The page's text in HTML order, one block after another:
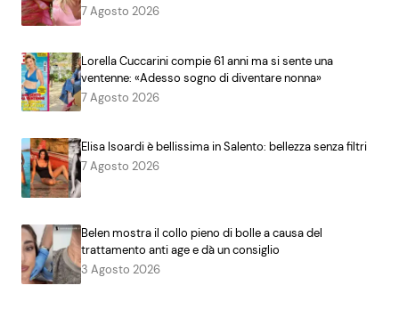
7 Agosto 2026
Lorella Cuccarini compie 61 anni ma si sente una
ventenne: «Adesso sogno di diventare nonna»
7 Agosto 2026
Elisa Isoardi è bellissima in Salento: bellezza senza filtri
7 Agosto 2026
Belen mostra il collo pieno di bolle a causa del
trattamento anti age e dà un consiglio
3 Agosto 2026